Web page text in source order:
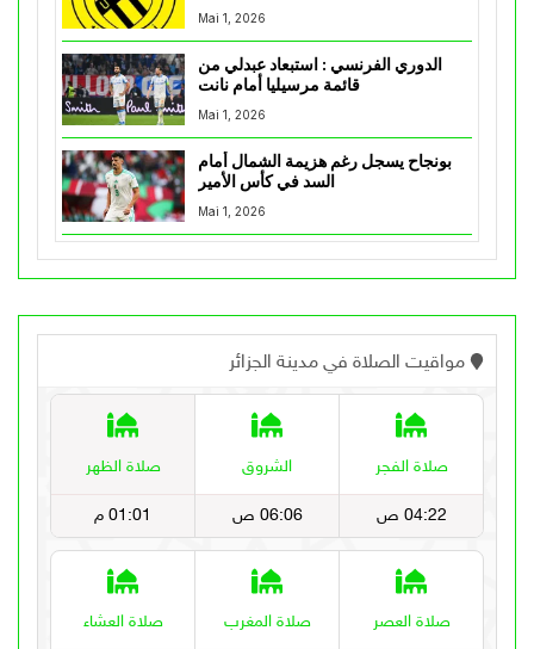
Mai 1, 2026
الدوري الفرنسي : استبعاد عبدلي من
قائمة مرسيليا أمام نانت
Mai 1, 2026
بونجاح يسجل رغم هزيمة الشمال أمام
السد في كأس الأمير
Mai 1, 2026